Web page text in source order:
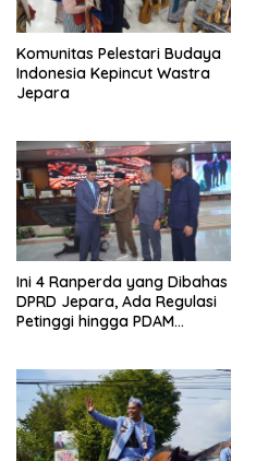
Komunitas Pelestari Budaya
Indonesia Kepincut Wastra
Jepara
Ini 4 Ranperda yang Dibahas
DPRD Jepara, Ada Regulasi
Petinggi hingga PDAM